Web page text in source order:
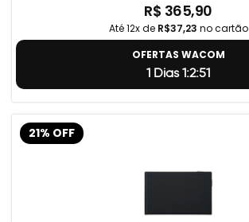
R$ 365,90
Até 12x de R$37,23 no cartão
OFERTAS WACOM
1 Dias 1:2:50
21% OFF